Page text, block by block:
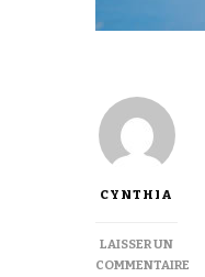
CYNTHIA
LAISSER UN
COMMENTAIRE